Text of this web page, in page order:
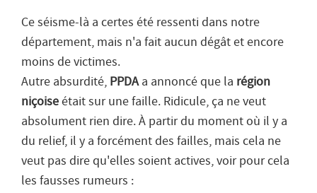
Ce séisme-là a certes été ressenti dans notre
département, mais n'a fait aucun dégât et encore
moins de victimes.
Autre absurdité, PPDAa annoncé que la région
niçoise était sur une faille. Ridicule, ça ne veut
absolument rien dire. À partir du moment où il y a
du relief, il y a forcément des failles, mais cela ne
veut pas dire qu'elles soient actives, voir pour cela
les fausses rumeurs :